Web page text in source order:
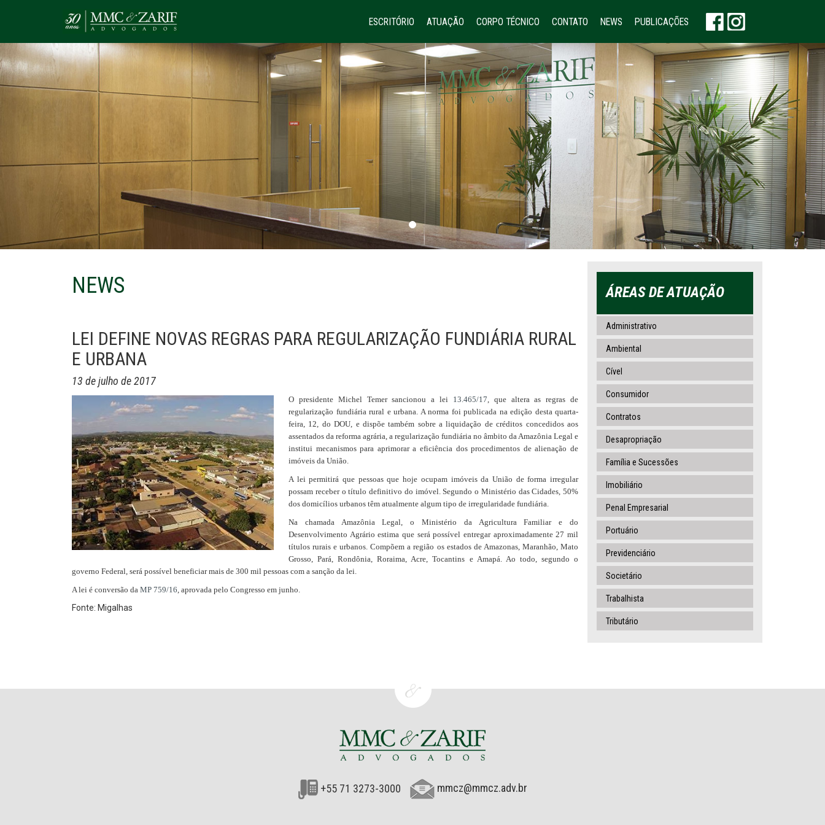
ESCRITÓRIO ATUAÇÃO CORPO TÉCNICO CONTATO NEWS PUBLICAÇÕES
NEWS
LEI DEFINE NOVAS REGRAS PARA REGULARIZAÇÃO FUNDIÁRIA RURAL
E URBANA
13 de julho de 2017
O presidente Michel Temer sancionou a lei 13.465/17, que altera as regras de
regularização fundiária rural e urbana. A norma foi publicada na edição desta quarta-
feira, 12, do DOU, e dispõe também sobre a liquidação de créditos concedidos aos
assentados da reforma agrária, a regularização fundiária no âmbito da Amazônia Legal e
institui mecanismos para aprimorar a eficiência dos procedimentos de alienação de
imóveis da União.
A lei permitirá que pessoas que hoje ocupam imóveis da União de forma irregular
possam receber o título definitivo do imóvel. Segundo o Ministério das Cidades, 50%
dos domicílios urbanos têm atualmente algum tipo de irregularidade fundiária.
Na chamada Amazônia Legal, o Ministério da Agricultura Familiar e do
Desenvolvimento Agrário estima que será possível entregar aproximadamente 27 mil
títulos rurais e urbanos. Compõem a região os estados de Amazonas, Maranhão, Mato
Grosso, Pará, Rondônia, Roraima, Acre, Tocantins e Amapá. Ao todo, segundo o
governo Federal, será possível beneficiar mais de 300 mil pessoas com a sanção da lei.
A lei é conversão da MP 759/16, aprovada pelo Congresso em junho.
Fonte: Migalhas
ÁREAS DE ATUAÇÃO
Administrativo
Ambiental
Cível
Consumidor
Contratos
Desapropriação
Família e Sucessões
Imobiliário
Penal Empresarial
Portuário
Previdenciário
Societário
Trabalhista
Tributário
+55 71 3273-3000 mmcz@mmcz.adv.br